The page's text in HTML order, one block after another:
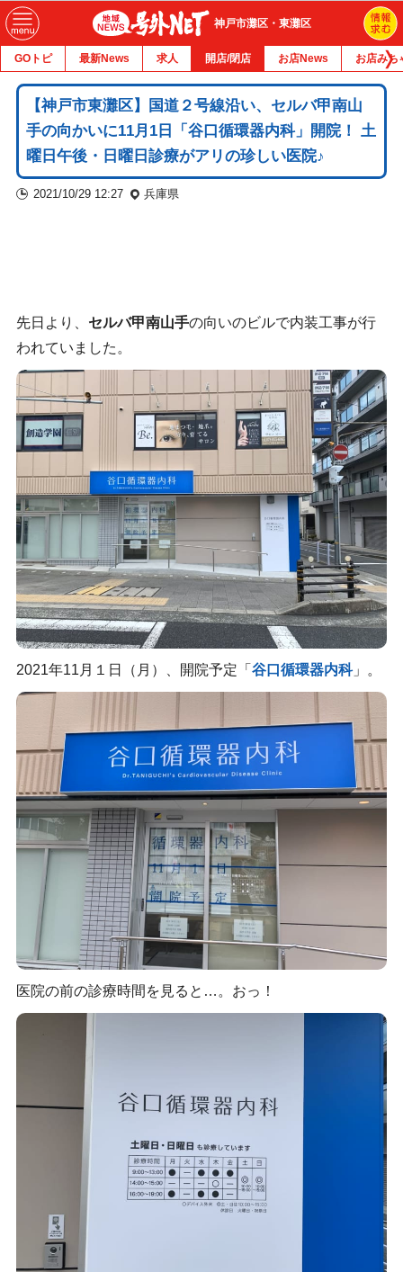
神戸市灘区・東灘区
GOトピ 最新News 求人 開店/閉店 お店News お店みち
【神戸市東灘区】国道２号線沿い、セルバ甲南山
手の向かいに11月1日「谷口循環器内科」開院！ 土
曜日午後・日曜日診療がアリの珍しい医院♪
2021/10/29 12:27 兵庫県
先日より、 セルバ甲南山手の向いのビルで内装工事が行
われていました。
2021年11月１日（月）、開院予定「 谷口循環器内科」。
医院の前の診療時間を見ると…。おっ！